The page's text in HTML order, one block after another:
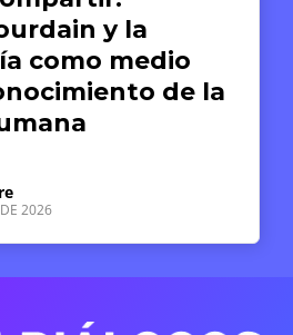
y la
como medio
de la
2026